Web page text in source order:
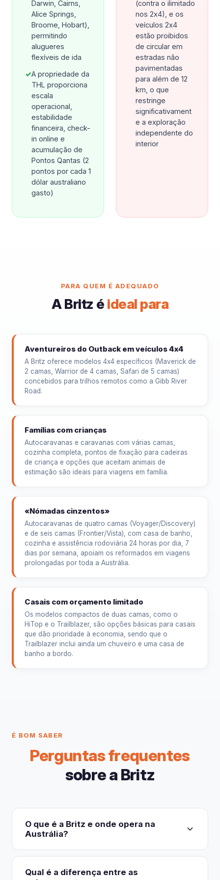
Darwin, Cairns,
Alice Springs,
Broome, Hobart),
permitindo
alugueres
flexíveis de ida
✓A propriedade da
THL proporciona
escala
operacional,
estabilidade
financeira, check-
in online e
acumulação de
Pontos Qantas (2
pontos por cada 1
dólar australiano
gasto)
(contra o ilimitado
nos 2x4), e os
veículos 2x4
estão proibidos
de circular em
estradas não
pavimentadas
para além de 12
km, o que
restringe
significativament
e a exploração
independente do
interior
PARA QUEM É ADEQUADO
A Britz é ideal para
Aventureiros do Outback em veículos 4x4
A Britz oferece modelos 4x4 específicos (Maverick de
2 camas, Warrior de 4 camas, Safari de 5 camas)
concebidos para trilhos remotos como a Gibb River
Road.
Famílias com crianças
Autocaravanas e caravanas com várias camas,
cozinha completa, pontos de fixação para cadeiras
de criança e opções que aceitam animais de
estimação são ideais para viagens em família.
«Nómadas cinzentos»
Autocaravanas de quatro camas (Voyager/Discovery)
e de seis camas (Frontier/Vista), com casa de banho,
cozinha e assistência rodoviária 24 horas por dia, 7
dias por semana, apoiam os reformados em viagens
prolongadas por toda a Austrália.
Casais com orçamento limitado
Os modelos compactos de duas camas, como o
HiTop e o Trailblazer, são opções básicas para casais
que dão prioridade à economia, sendo que o
Trailblazer inclui ainda um chuveiro e uma casa de
banho a bordo.
É BOM SABER
Perguntas frequentes
sobre a Britz
O que é a Britz e onde opera na
Austrália?
A Britz é uma das maiores empresas
especializadas no aluguer de autocaravanas,
Qual é a diferença entre as